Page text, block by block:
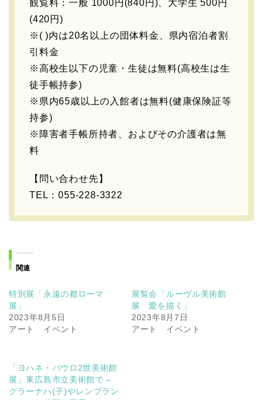
観覧料：一般 1000円(840円)、大学生 500円
(420円)
※( )内は20名以上の団体料金、県内宿泊者割
引料金
※高校生以下の児童・生徒は無料(高校生は生
徒手帳持参)
※県内65歳以上の入館者は無料(健康保険証等
持参)
※障害者手帳所持者、およびその介護者は無
料
【問い合わせ先】
TEL：055-228-3322
関連
特別展「永遠の都ローマ
展」
2023年8月5日
アート イベント
展覧会「ルーヴル美術館
展 愛を描く」
2023年8月7日
アート イベント
「ヨハネ・パウロ2世美術館
展」東広島市立美術館で –
クラーナハ(子)やレンブラン